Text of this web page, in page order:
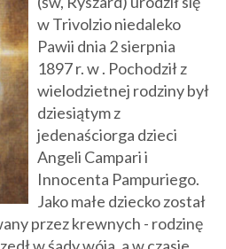
w Trivolzio niedaleko
Pawii dnia 2 sierpnia
1897 r. w . Pochodził z
wielodzietnej rodziny był
dziesiątym z
jedenaściorga dzieci
Angeli Campari i
Innocenta Pampuriego.
Jako małe dziecko został
przez krewnych - rodzinę